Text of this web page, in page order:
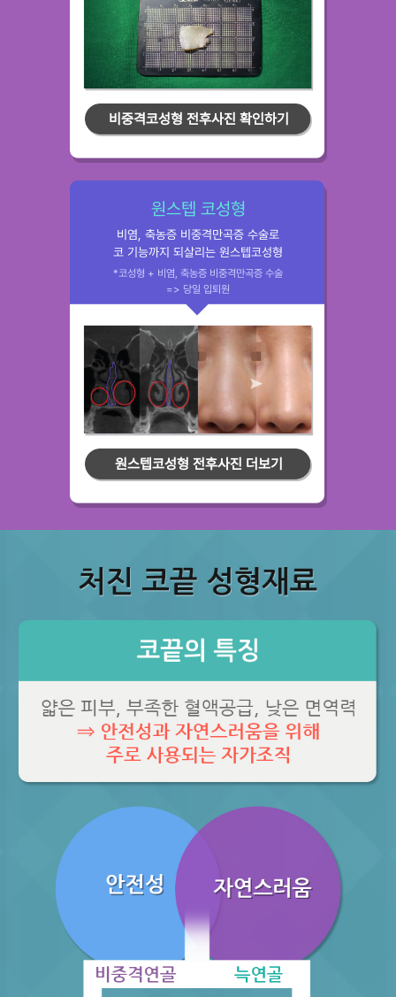
비중격코성형 전후사진 확인하기
원스텝 코성형
비염, 축농증 비중격만곡증 수술로
코 기능까지 되살리는 원스텝코성형
*코성형 + 비염, 축농증 비중격만곡증 수술
=> 당일 입퇴원
원스텝코성형 전후사진 더보기